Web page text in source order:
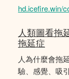
hd.icefire.win/
人類圖看拖
拖延症
人為什麼會拖
驗、感覺、吸